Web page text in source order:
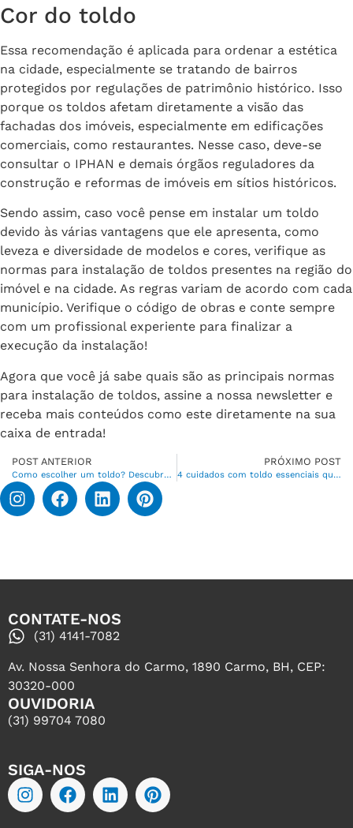
Cor do toldo
Essa recomendação é aplicada para ordenar a estética
na cidade, especialmente se tratando de bairros
protegidos por regulações de patrimônio histórico. Isso
porque os toldos afetam diretamente a visão das
fachadas dos imóveis, especialmente em edificações
comerciais, como restaurantes. Nesse caso, deve-se
consultar o IPHAN e demais órgãos reguladores da
construção e reformas de imóveis em sítios históricos.
Sendo assim, caso você pense em instalar um toldo
devido às várias vantagens que ele apresenta, como
leveza e diversidade de modelos e cores, verifique as
normas para instalação de toldos presentes na região do
imóvel e na cidade. As regras variam de acordo com cada
município. Verifique o código de obras e conte sempre
com um profissional experiente para finalizar a
execução da instalação!
Agora que você já sabe quais são as principais normas
para instalação de toldos, assine a nossa newsletter e
receba mais conteúdos como este diretamente na sua
caixa de entrada!
POST ANTERIOR
Como escolher um toldo? Descubra o que avaliar na hora da compra!
PRÓXIMO POST
4 cuidados com toldo essenciais que você precisa saber
CONTATE-NOS
(31) 4141-7082
Av. Nossa Senhora do Carmo, 1890 Carmo, BH, CEP:
30320-000
OUVIDORIA
(31) 99704 7080
SIGA-NOS